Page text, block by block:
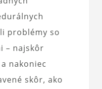
problémy so
– najskôr
nakoniec
skôr, ako